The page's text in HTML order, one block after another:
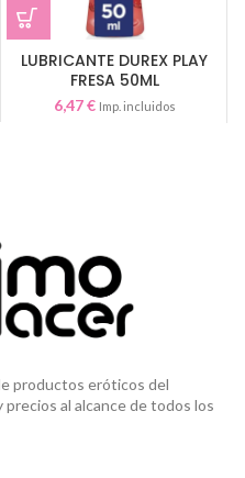
LUBRICANTE DUREX PLAY
FRESA 50ML
6,47€ Imp. incluidos
productos eróticos del
precios al alcance de todos los